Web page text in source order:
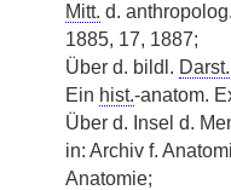
Mitt. d. anthropolog.
1885, 17, 1887;
Über d. bildl. Darst.
Ein hist.-anatom.
Über d. Insel d.
in: Archiv f.
Anatomie;